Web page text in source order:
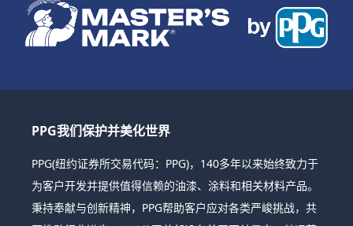
PPG我们保护并美化世界
PPG(纽约证券所交易代码：PPG)，140多年以来始终致力于
为客户开发并提供值得信赖的油漆、涂料和相关材料产品。
秉持奉献与创新精神，PPG帮助客户应对各类严峻挑战，共